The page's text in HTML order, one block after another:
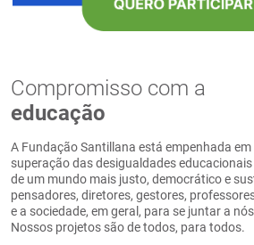
Compromisso com a
educação
A Fundação Santillana está empenhada
superação das desigualdades
de um mundo mais justo, democrático e
pensadores, diretores, gestores,
e a sociedade, em geral, para se juntar a
Nossos projetos são de todos, para todos.